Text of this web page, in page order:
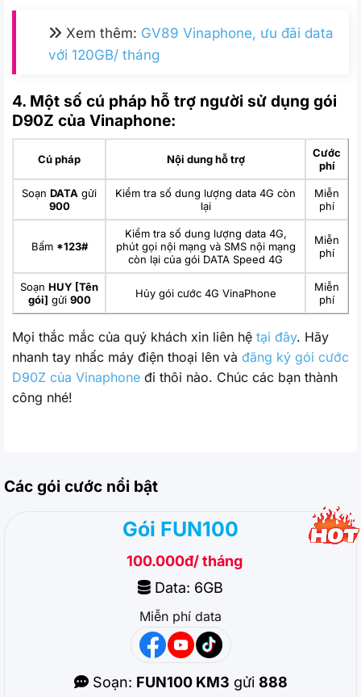
Xem thêm: GV89 Vinaphone, ưu đãi data
với 120GB/ tháng
4. Một số cú pháp hỗ trợ người sử dụng gói
D90Z của Vinaphone:
Cú pháp Nội dung hỗ trợ
Cước
phí
Soạn DATA gửi
900
Kiểm tra số dung lượng data 4G còn
lại
Miễn
phí
Bấm *123#
Kiểm tra số dung lượng data 4G,
phút gọi nội mạng và SMS nội mạng
còn lại của gói DATA Speed 4G
Miễn
phí
Soạn HUY [Tên
gói] gửi 900 Hủy gói cước 4G VinaPhone
Miễn
phí
Mọi thắc mắc của quý khách xin liên hệ tại đây. Hãy
nhanh tay nhấc máy điện thoại lên và đăng ký gói cước
D90Z của Vinaphone đi thôi nào. Chúc các bạn thành
công nhé!
Các gói cước nổi bật
Gói FUN100
100.000đ/ tháng
Data: 6GB
Miễn phí data
Soạn: FUN100 KM3 gửi 888